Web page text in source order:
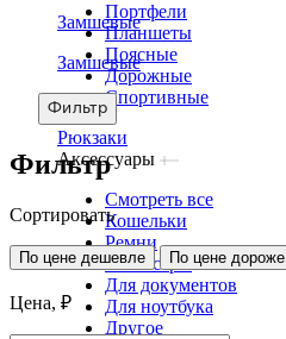
Портфели
Планшеты
Поясные
Дорожные
Спортивные
Рюкзаки
Аксессуары
Смотреть все
Кошельки
Ремни
Несессеры
Для документов
Для ноутбука
Другое
Замшевые
Замшевые
Фильтр
Фильтр
Сортировать
По цене дешевле По цене дороже
Цена, ₽